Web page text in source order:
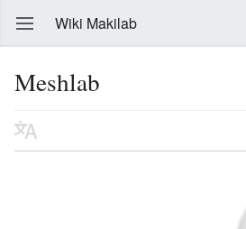
Wiki Makilab
Meshlab